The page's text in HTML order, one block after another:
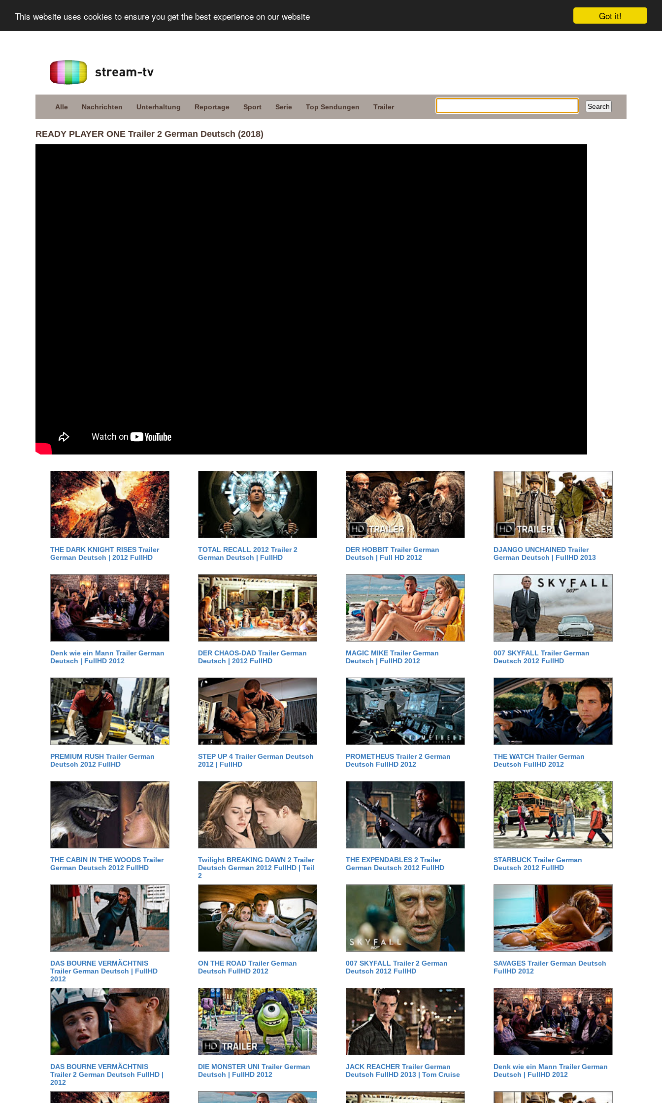
Got it!
This website uses cookies to ensure you get the best experience on our website
Alle Nachrichten Unterhaltung Reportage Sport Serie Top Sendungen Trailer
READY PLAYER ONE Trailer 2 German Deutsch (2018)
THE DARK KNIGHT RISES Trailer
German Deutsch | 2012 FullHD
TOTAL RECALL 2012 Trailer 2
German Deutsch | FullHD
DER HOBBIT Trailer German
Deutsch | Full HD 2012
DJANGO UNCHAINED Trailer
German Deutsch | FullHD 2013
Denk wie ein Mann Trailer German
Deutsch | FullHD 2012
DER CHAOS-DAD Trailer German
Deutsch | 2012 FullHD
MAGIC MIKE Trailer German
Deutsch | FullHD 2012
007 SKYFALL Trailer German
Deutsch 2012 FullHD
PREMIUM RUSH Trailer German
Deutsch 2012 FullHD
STEP UP 4 Trailer German Deutsch
2012 | FullHD
PROMETHEUS Trailer 2 German
Deutsch FullHD 2012
THE WATCH Trailer German
Deutsch FullHD 2012
THE CABIN IN THE WOODS Trailer
German Deutsch 2012 FullHD
Twilight BREAKING DAWN 2 Trailer
Deutsch German 2012 FullHD | Teil
2
THE EXPENDABLES 2 Trailer
German Deutsch 2012 FullHD
STARBUCK Trailer German
Deutsch 2012 FullHD
DAS BOURNE VERMÄCHTNIS
Trailer German Deutsch | FullHD
2012
ON THE ROAD Trailer German
Deutsch FullHD 2012
007 SKYFALL Trailer 2 German
Deutsch 2012 FullHD
SAVAGES Trailer German Deutsch
FullHD 2012
DAS BOURNE VERMÄCHTNIS
Trailer 2 German Deutsch FullHD |
2012
DIE MONSTER UNI Trailer German
Deutsch | FullHD 2012
JACK REACHER Trailer German
Deutsch FullHD 2013 | Tom Cruise
Denk wie ein Mann Trailer German
Deutsch | FullHD 2012